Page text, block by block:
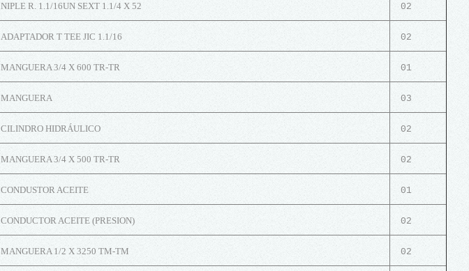
NIPLE R. 1.1/16UN SEXT 1.1/4 X 52 02
ADAPTADOR T TEE JIC 1.1/16 02
MANGUERA 3/4 X 600 TR-TR 01
MANGUERA 03
CILINDRO HIDRÁULICO 02
MANGUERA 3/4 X 500 TR-TR 02
CONDUSTOR ACEITE 01
CONDUCTOR ACEITE (PRESION) 02
MANGUERA 1/2 X 3250 TM-TM 02